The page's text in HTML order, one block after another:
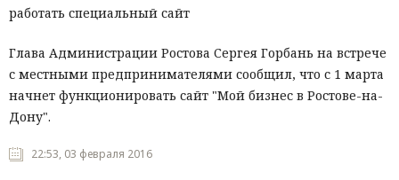
работать специальный сайт
Глава Администрации Ростова Сергея Горбань на встрече
с местными предпринимателями сообщил, что с 1 марта
начнет функционировать сайт "Мой бизнес в Ростове-на-
Дону".
22:53, 03 февраля 2016